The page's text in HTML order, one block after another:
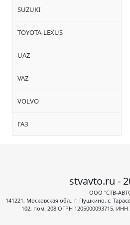
SUZUKI
TOYOTA-LEXUS
UAZ
VAZ
VOLVO
ГАЗ
stvavto.ru -
ООО "СТВ-
141221, Московская обл., г. Пушкино, с.
102, пом. 208 ОГРН 1205000093715, ИНН